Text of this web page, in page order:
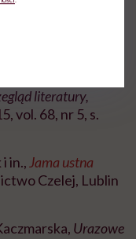
literatury,
vol. 68, nr 5, s.
in., Jama ustna
Czelej, Lublin
Urazowe